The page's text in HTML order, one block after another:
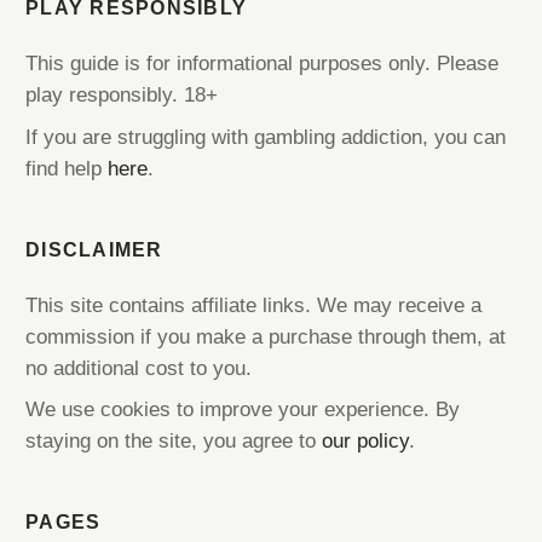
PLAY RESPONSIBLY
This guide is for informational purposes only. Please
play responsibly. 18+
If you are struggling with gambling addiction, you can
find help here.
DISCLAIMER
This site contains affiliate links. We may receive a
commission if you make a purchase through them, at
no additional cost to you.
We use cookies to improve your experience. By
staying on the site, you agree to our policy.
PAGES